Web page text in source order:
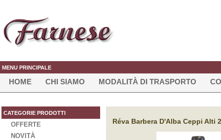
MENU PRINCIPALE
HOME CHI SIAMO MODALITÀ DI TRASPORTO
CATEGORIE PRODOTTI
OFFERTE
NOVITÀ
Réva Barbera D'Alba Ceppi Alti